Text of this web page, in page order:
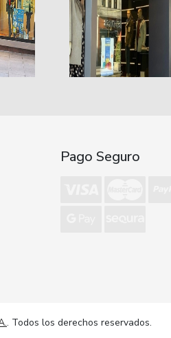
Pago Seguro
. Todos los derechos reservados.